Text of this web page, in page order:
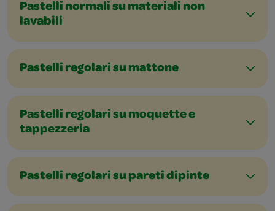
Pastelli normali su materiali non
lavabili
Pastelli regolari su mattone
Pastelli regolari su moquette e
tappezzeria
Pastelli regolari su pareti dipinte